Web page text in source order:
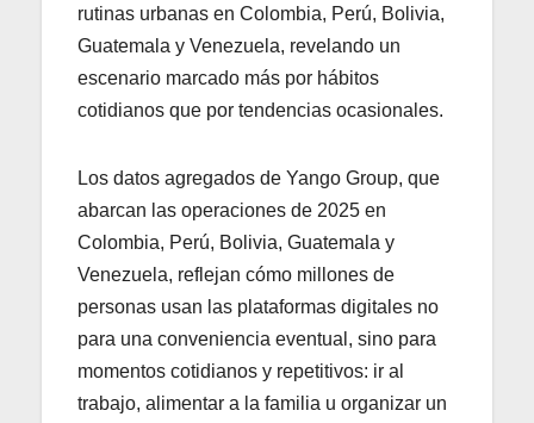
rutinas urbanas en Colombia, Perú, Bolivia,
Guatemala y Venezuela, revelando un
escenario marcado más por hábitos
cotidianos que por tendencias ocasionales.
Los datos agregados de Yango Group, que
abarcan las operaciones de 2025 en
Colombia, Perú, Bolivia, Guatemala y
Venezuela, reflejan cómo millones de
personas usan las plataformas digitales no
para una conveniencia eventual, sino para
momentos cotidianos y repetitivos: ir al
trabajo, alimentar a la familia u organizar un